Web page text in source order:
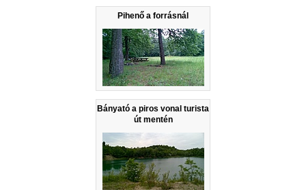
Pihenő a forrásnál
Bányató a piros vonal turista
út mentén